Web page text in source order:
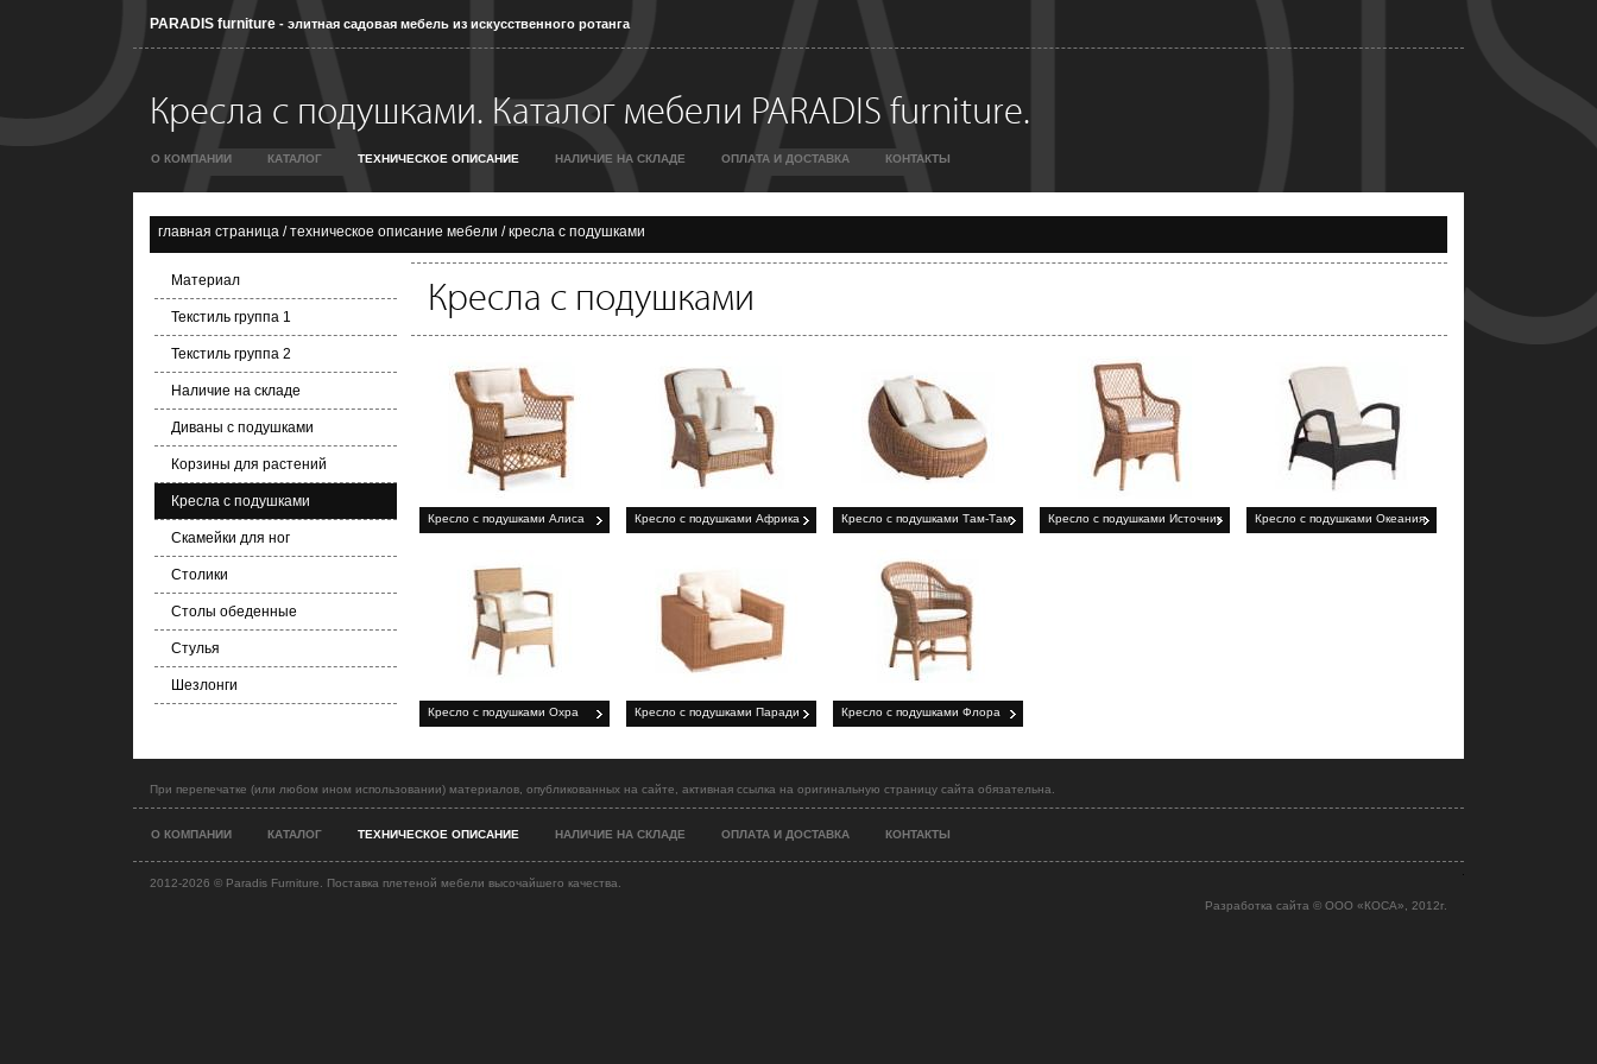
PARADIS furniture - элитная садовая мебель из искусственного ротанга
Кресла с подушками. Каталог мебели PARADIS furniture.
О КОМПАНИИ КАТАЛОГ ТЕХНИЧЕСКОЕ ОПИСАНИЕ НАЛИЧИЕ НА СКЛАДЕ ОПЛАТА И ДОСТАВКА КОНТАКТЫ
главная страница /техническое описание мебели /кресла с подушками
Материал
Текстиль группа 1
Текстиль группа 2
Наличие на складе
Диваны с подушками
Корзины для растений
Кресла с подушками
Скамейки для ног
Столики
Столы обеденные
Стулья
Шезлонги
Кресла с подушками
Кресло с подушками Алиса Кресло с подушками Африка Кресло с подушками Там-Там Кресло с подушками Источник Кресло с подушками Океания
Кресло с подушками Охра Кресло с подушками Паради Кресло с подушками Флора
При перепечатке (или любом ином использовании) материалов, опубликованных на сайте, активная ссылка на оригинальную страницу сайта обязательна.
О КОМПАНИИ КАТАЛОГ ТЕХНИЧЕСКОЕ ОПИСАНИЕ НАЛИЧИЕ НА СКЛАДЕ ОПЛАТА И ДОСТАВКА КОНТАКТЫ
2012-2026 © Paradis Furniture. Поставка плетеной мебели высочайшего качества.
Разработка сайта © ООО «КОСА» , 2012г.